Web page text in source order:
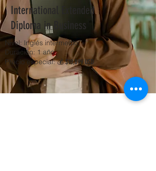
International Extended
Diploma in Business
Nivel: Inglés intermedio
Duración: 1 año
Precio especial: 💰$10,899 USD